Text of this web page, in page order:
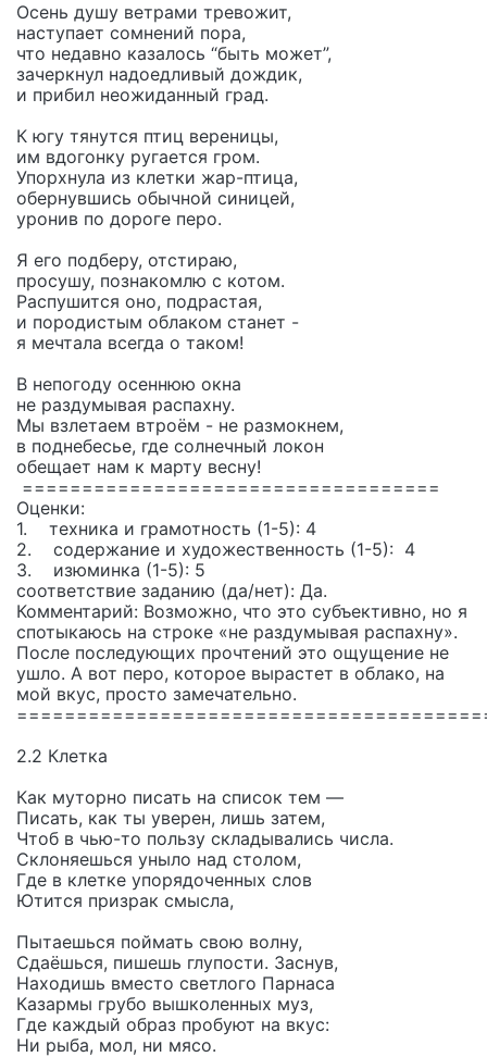
Осень душу ветрами тревожит,
наступает сомнений пора,
что недавно казалось “быть может”,
зачеркнул надоедливый дождик,
и прибил неожиданный град.
К югу тянутся птиц вереницы,
им вдогонку ругается гром.
Упорхнула из клетки жар-птица,
обернувшись обычной синицей,
уронив по дороге перо.
Я его подберу, отстираю,
просушу, познакомлю с котом.
Распушится оно, подрастая,
и породистым облаком станет -
я мечтала всегда о таком!
В непогоду осеннюю окна
не раздумывая распахну.
Мы взлетаем втроём - не размокнем,
в поднебесье, где солнечный локон
обещает нам к марту весну!
===================================
Оценки:
1. техника и грамотность (1-5): 4
2. содержание и художественность (1-5): 4
3. изюминка (1-5): 5
соответствие заданию (да/нет): Да.
Комментарий: Возможно, что это субъективно, но я
спотыкаюсь на строке «не раздумывая распахну».
После последующих прочтений это ощущение не
ушло. А вот перо, которое вырастет в облако, на
мой вкус, просто замечательно.
2.2 Клетка
Как муторно писать на список тем —
Писать, как ты уверен, лишь затем,
Чтоб в чью-то пользу складывались числа.
Склоняешься уныло над столом,
Где в клетке упорядоченных слов
Ютится призрак смысла,
Пытаешься поймать свою волну,
Сдаёшься, пишешь глупости. Заснув,
Находишь вместо светлого Парнаса
Казармы грубо вышколенных муз,
Где каждый образ пробуют на вкус:
Ни рыба, мол, ни мясо.